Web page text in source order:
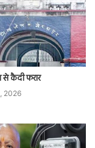
कैदी फरार
2026